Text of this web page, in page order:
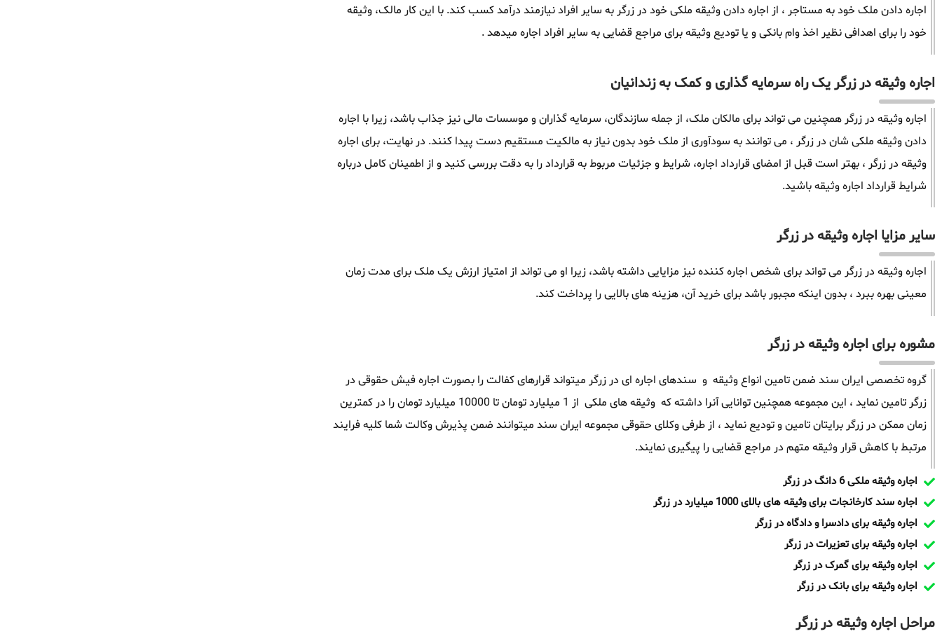
اجاره دادن ملک خود به مستاجر ، از اجاره دادن وثیقه ملکی خود در زرگر به سایر افراد نیازمند درآمد کسب کند. با این کار مالک، وثیقه
خود را برای اهدافی نظیر اخذ وام بانکی و یا تودیع وثیقه برای مراجع قضایی به سایر افراد اجاره میدهد .
اجاره وثیقه در زرگر یک راه سرمایه گذاری و کمک به زندانیان
اجاره وثیقه در زرگر همچنین می تواند برای مالکان ملک، از جمله سازندگان، سرمایه گذاران و موسسات مالی نیز جذاب باشد، زیرا با اجاره
دادن وثیقه ملکی شان در زرگر ، می توانند به سودآوری از ملک خود بدون نیاز به مالکیت مستقیم دست پیدا کنند. در نهایت، برای اجاره
وثیقه در زرگر ، بهتر است قبل از امضای قرارداد اجاره، شرایط و جزئیات مربوط به قرارداد را به دقت بررسی کنید و از اطمینان کامل درباره
شرایط قرارداد اجاره وثیقه باشید.
سایر مزایا اجاره وثیقه در زرگر
اجاره وثیقه در زرگر می تواند برای شخص اجاره کننده نیز مزایایی داشته باشد، زیرا او می تواند از امتیاز ارزش یک ملک برای مدت زمان
معینی بهره ببرد ، بدون اینکه مجبور باشد برای خرید آن، هزینه های بالایی را پرداخت کند.
مشوره برای اجاره وثیقه در زرگر
گروه تخصصی ایران سند ضمن تامین انواع وثیقه و سندهای اجاره ای در زرگر میتواند قرارهای کفالت را بصورت اجاره فیش حقوقی در
زرگر تامین نماید ، این مجموعه همچنین توانایی آنرا داشته که وثیقه های ملکی از 1 میلیارد تومان تا 10000 میلیارد تومان را در کمترین
زمان ممکن در زرگر برایتان تامین و تودیع نماید ، از طرفی وکلای حقوقی مجموعه ایران سند میتوانند ضمن پذیرش وکالت شما کلیه فرایند
مرتبط با کاهش قرار وثیقه متهم در مراجع قضایی را پیگیری نمایند.
اجاره وثیقه ملکی 6 دانگ در زرگر
اجاره سند کارخانجات برای وثیقه های بالای 1000 میلیارد در زرگر
اجاره وثیقه برای دادسرا و دادگاه در زرگر
اجاره وثیقه برای تعزیرات در زرگر
اجاره وثیقه برای گمرک در زرگر
اجاره وثیقه برای بانک در زرگر
مراحل اجاره وثیقه در زرگر